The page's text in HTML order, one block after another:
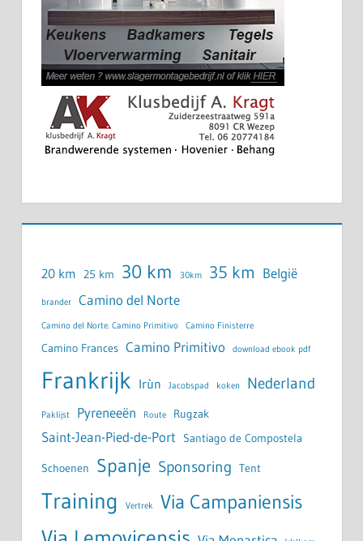
20 km 25 km 30 km 30km 35 km België
brander Camino del Norte
Camino del Norte. Camino Primitivo Camino Finisterre
Camino Frances Camino Primitivo download ebook pdf
Frankrijk Irùn Jacobspad koken Nederland
Paklijst Pyreneeën Route Rugzak
Saint-Jean-Pied-de-Port Santiago de Compostela
Schoenen Spanje Sponsoring Tent
Training Vertrek Via Campaniensis